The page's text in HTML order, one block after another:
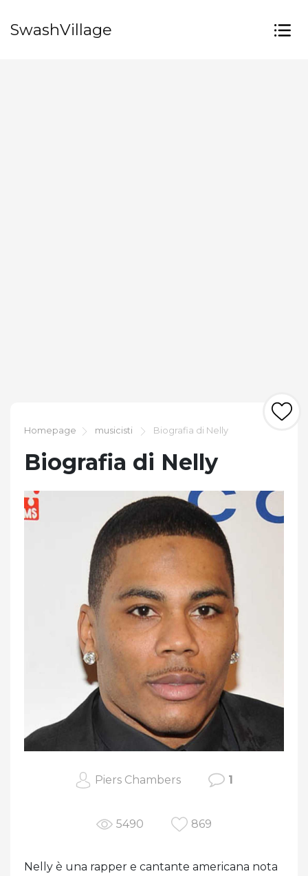
SwashVillage
Homepage musicisti Biografia di Nelly
Biografia di Nelly
Piers Chambers 1
5490 869
Nelly è una rapper e cantante americana nota